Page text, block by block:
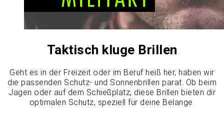
Taktisch kluge Brillen
Geht es in der Freizeit oder im Beruf heiß her, haben wir
die passenden Schutz- und Sonnenbrillen parat. Ob beim
Jagen oder auf dem Schießplatz, diese Brillen bieten dir
optimalen Schutz, speziell für deine Belange.